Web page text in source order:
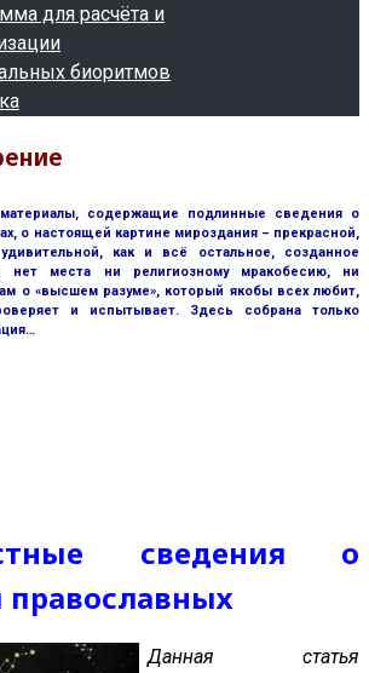
для расчёта и
биоритмов
содержащие подлинные сведения о
о настоящей картине мироздания – прекрасной,
как и всё остальное, созданное
нет места ни религиозному мракобесию, ни
о «высшем разуме», который якобы всех любит,
и испытывает. Здесь собрана только
сведения о
православных
Данная статья